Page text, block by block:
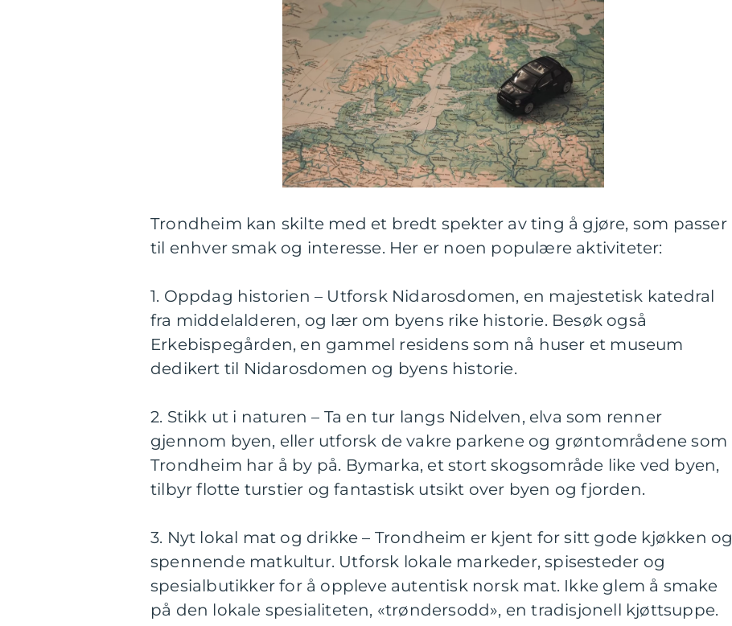
Trondheim kan skilte med et bredt spekter av ting å gjøre, som passer
til enhver smak og interesse. Her er noen populære aktiviteter:
1. Oppdag historien – Utforsk Nidarosdomen, en majestetisk katedral
fra middelalderen, og lær om byens rike historie. Besøk også
Erkebispegården, en gammel residens som nå huser et museum
dedikert til Nidarosdomen og byens historie.
2. Stikk ut i naturen – Ta en tur langs Nidelven, elva som renner
gjennom byen, eller utforsk de vakre parkene og grøntområdene som
Trondheim har å by på. Bymarka, et stort skogsområde like ved byen,
tilbyr flotte turstier og fantastisk utsikt over byen og fjorden.
3. Nyt lokal mat og drikke – Trondheim er kjent for sitt gode kjøkken og
spennende matkultur. Utforsk lokale markeder, spisesteder og
spesialbutikker for å oppleve autentisk norsk mat. Ikke glem å smake
på den lokale spesialiteten, «trøndersodd», en tradisjonell kjøttsuppe.